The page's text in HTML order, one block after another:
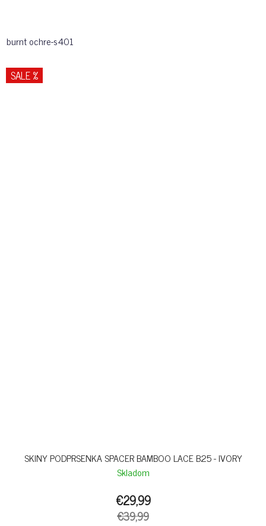
burnt ochre-s401
SALE %
SKINY PODPRSENKA SPACER BAMBOO LACE B25 - IVORY
Skladom
€29,99
€39,99